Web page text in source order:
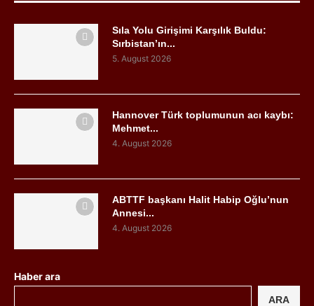
Sıla Yolu Girişimi Karşılık Buldu:
Sırbistan’ın...
5. August 2026
Hannover Türk toplumunun acı kaybı:
Mehmet...
4. August 2026
ABTTF başkanı Halit Habip Oğlu’nun
Annesi...
4. August 2026
Haber ara
ARA